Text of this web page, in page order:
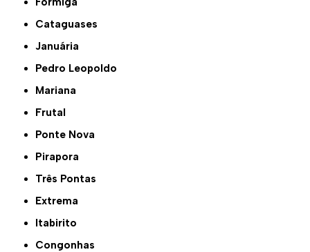
Cataguases
Januária
Pedro Leopoldo
Mariana
Frutal
Ponte Nova
Pirapora
Três Pontas
Extrema
Itabirito
Congonhas